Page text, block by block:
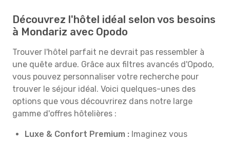
Découvrez l'hôtel idéal selon vos besoins
à Mondariz avec Opodo
Trouver l'hôtel parfait ne devrait pas ressembler à
une quête ardue. Grâce aux filtres avancés d'Opodo,
vous pouvez personnaliser votre recherche pour
trouver le séjour idéal. Voici quelques-unes des
options que vous découvrirez dans notre large
gamme d'offres hôtelières :
Luxe & Confort Premium : Imaginez vous